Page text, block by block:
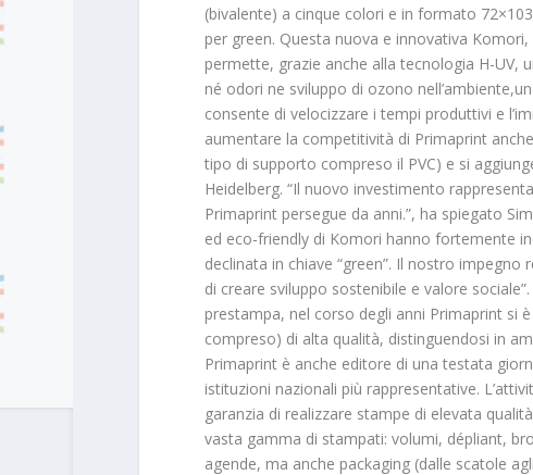
(bivalente) a cinque colori e in formato
per green. Questa nuova e innovativa
permette, grazie anche alla tecnologia H-UV,
né odori ne sviluppo di ozono
consente di velocizzare i tempi produttivi e
aumentare la competitività di Primaprint
tipo di supporto compreso il PVC) e si
Heidelberg. “Il nuovo investimento
Primaprint persegue da anni.”, ha spiegato
ed eco-friendly di Komori hanno fortemente
declinata in chiave “green”. Il nostro
di creare sviluppo sostenibile e valore
prestampa, nel corso degli anni Primaprint si
compreso) di alta qualità, distinguendosi in
Primaprint è anche editore di una testata
istituzioni nazionali più rappresentative.
garanzia di realizzare stampe di elevata
vasta gamma di stampati: volumi, dépliant,
agende, ma anche packaging (dalle scatole